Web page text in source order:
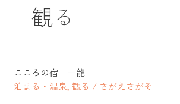
観る
こころの宿 一龍
泊まる・温泉 ,観る / さがえさがそ
こ
こ